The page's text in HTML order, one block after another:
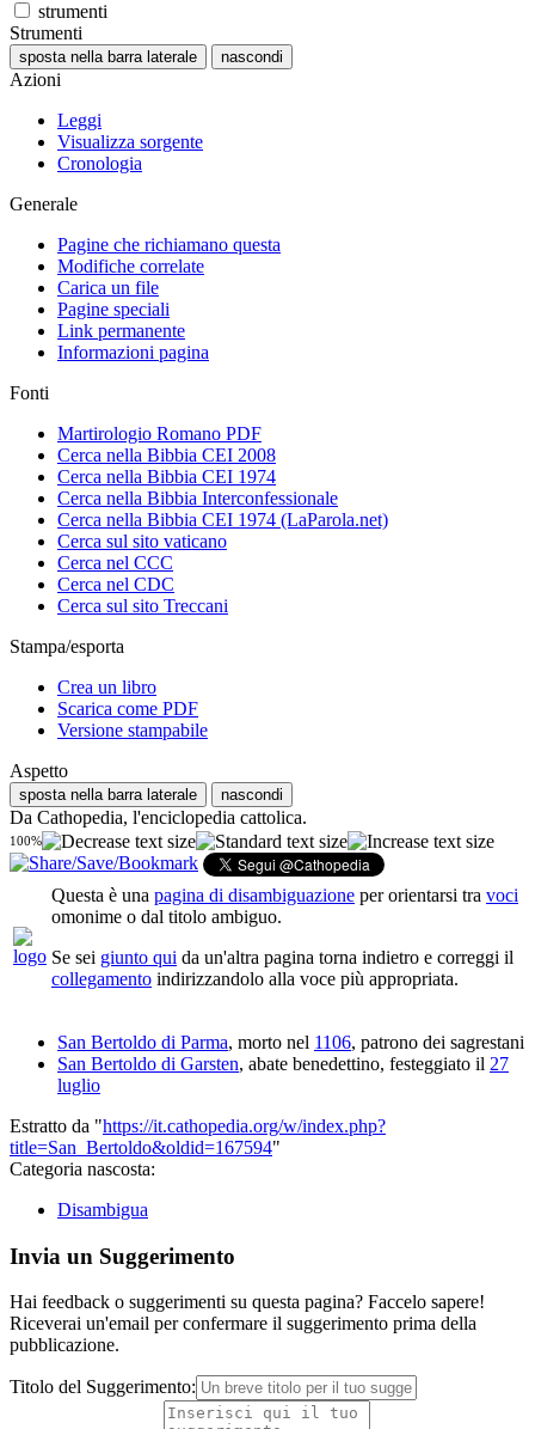
strumenti
Strumenti
sposta nella barra laterale nascondi
Azioni
Leggi
Visualizza sorgente
Cronologia
Generale
Pagine che richiamano questa
Modifiche correlate
Carica un file
Pagine speciali
Link permanente
Informazioni pagina
Fonti
Martirologio Romano PDF
Cerca nella Bibbia CEI 2008
Cerca nella Bibbia CEI 1974
Cerca nella Bibbia Interconfessionale
Cerca nella Bibbia CEI 1974 (LaParola.net)
Cerca sul sito vaticano
Cerca nel CCC
Cerca nel CDC
Cerca sul sito Treccani
Stampa/esporta
Crea un libro
Scarica come PDF
Versione stampabile
Aspetto
sposta nella barra laterale nascondi
Da Cathopedia, l'enciclopedia cattolica.
100%
Questa è una pagina di disambiguazione per orientarsi tra voci
omonime o dal titolo ambiguo.
Se sei giunto qui da un'altra pagina torna indietro e correggi il
collegamento indirizzandolo alla voce più appropriata.
San Bertoldo di Parma, morto nel 1106, patrono dei sagrestani
San Bertoldo di Garsten, abate benedettino, festeggiato il 27
luglio
Estratto da "https://it.cathopedia.org/w/index.php?
title=San_Bertoldo&oldid=167594"
Categoria nascosta:
Disambigua
Invia un Suggerimento
Hai feedback o suggerimenti su questa pagina? Faccelo sapere!
Riceverai un'email per confermare il suggerimento prima della
pubblicazione.
Titolo del Suggerimento: